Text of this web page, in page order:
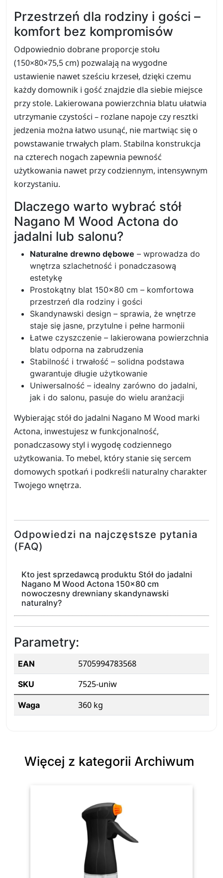
Przestrzeń dla rodziny i gości –
komfort bez kompromisów
Odpowiednio dobrane proporcje stołu
(150×80×75,5 cm) pozwalają na wygodne
ustawienie nawet sześciu krzeseł, dzięki czemu
każdy domownik i gość znajdzie dla siebie miejsce
przy stole. Lakierowana powierzchnia blatu ułatwia
utrzymanie czystości – rozlane napoje czy resztki
jedzenia można łatwo usunąć, nie martwiąc się o
powstawanie trwałych plam. Stabilna konstrukcja
na czterech nogach zapewnia pewność
użytkowania nawet przy codziennym, intensywnym
korzystaniu.
Dlaczego warto wybrać stół
Nagano M Wood Actona do
jadalni lub salonu?
Naturalne drewno dębowe – wprowadza do
wnętrza szlachetność i ponadczasową
estetykę
Prostokątny blat 150×80 cm – komfortowa
przestrzeń dla rodziny i gości
Skandynawski design – sprawia, że wnętrze
staje się jasne, przytulne i pełne harmonii
Łatwe czyszczenie – lakierowana powierzchnia
blatu odporna na zabrudzenia
Stabilność i trwałość – solidna podstawa
gwarantuje długie użytkowanie
Uniwersalność – idealny zarówno do jadalni,
jak i do salonu, pasuje do wielu aranżacji
Wybierając stół do jadalni Nagano M Wood marki
Actona, inwestujesz w funkcjonalność,
ponadczasowy styl i wygodę codziennego
użytkowania. To mebel, który stanie się sercem
domowych spotkań i podkreśli naturalny charakter
Twojego wnętrza.
Odpowiedzi na najczęstsze pytania
(FAQ)
Kto jest sprzedawcą produktu Stół do jadalni
Nagano M Wood Actona 150x80 cm
nowoczesny drewniany skandynawski
naturalny?
Parametry:
EAN 5705994783568
SKU 7525-uniw
Waga 360 kg
Więcej z kategorii Archiwum